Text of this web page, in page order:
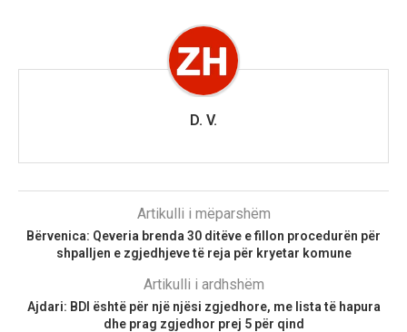
D. V.
Artikulli i mëparshëm
Bërvenica: Qeveria brenda 30 ditëve e fillon procedurën për
shpalljen e zgjedhjeve të reja për kryetar komune
Artikulli i ardhshëm
Ajdari: BDI është për një njësi zgjedhore, me lista të hapura
dhe prag zgjedhor prej 5 për qind